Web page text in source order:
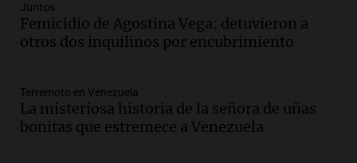
Audio. "Tiene que haber una
reglamentación": el reclamo del Kennel
Episodios
Audio.Trump acusa a México de
perjudicar la economía estadounidense
Juntos
Femicidio de Agostina Vega: detuvieron a
otros dos inquilinos por encubrimiento
Terremoto en Venezuela
La misteriosa historia de la señora de uñas
bonitas que estremece a Venezuela